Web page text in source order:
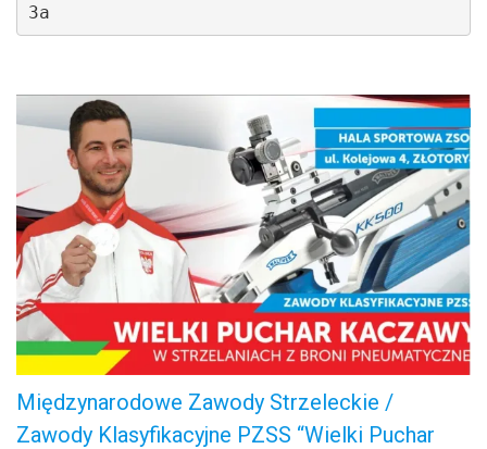
3a
Międzynarodowe Zawody Strzeleckie /
Zawody Klasyfikacyjne PZSS “Wielki Puchar